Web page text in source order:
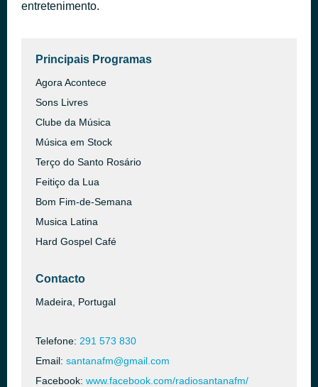
entretenimento.
Principais Programas
Agora Acontece
Sons Livres
Clube da Música
Música em Stock
Terço do Santo Rosário
Feitiço da Lua
Bom Fim-de-Semana
Musica Latina
Hard Gospel Café
Contacto
Madeira, Portugal
Telefone: 291 573 830
Email: santanafm@gmail.com
Facebook: www.facebook.com/radiosantanafm/